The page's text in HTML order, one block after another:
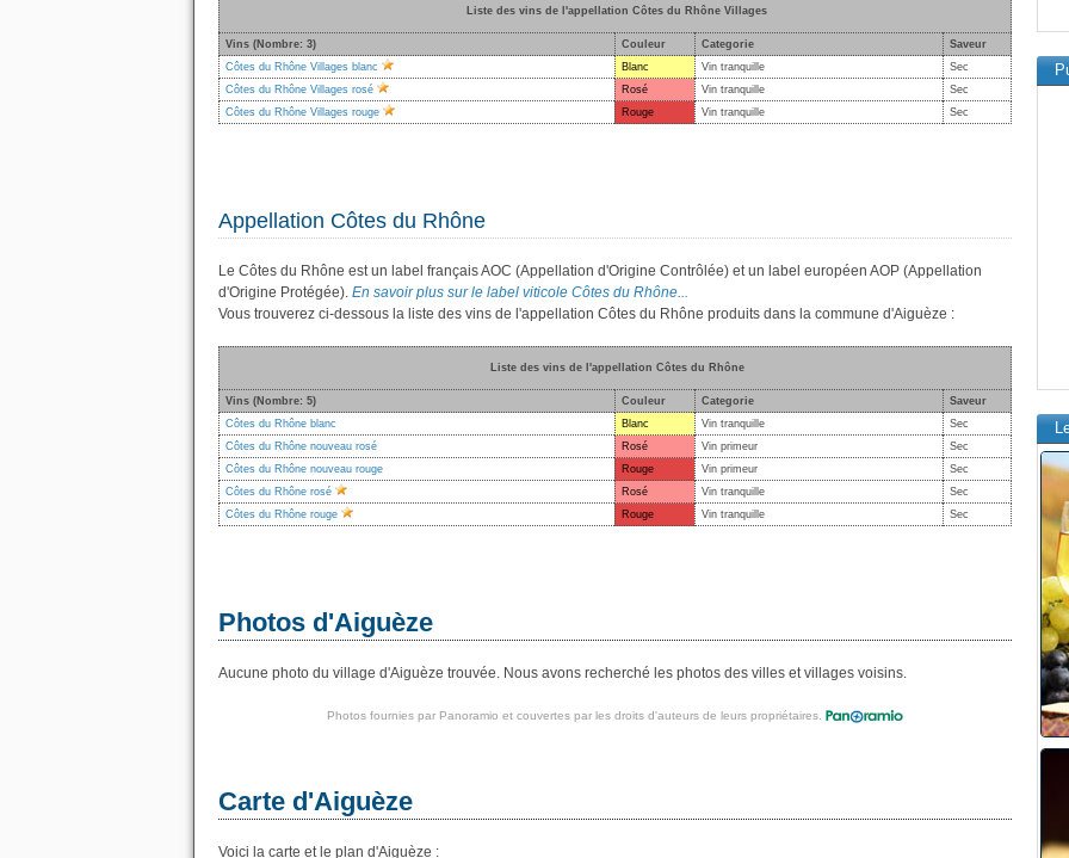
Liste des vins de l'appellation Côtes du Rhône Villages
Vins (Nombre: 3) Couleur Categorie
Saveur
Côtes du Rhône Villages blanc
Blanc Vin tranquille
Sec
Côtes du Rhône Villages rosé
Rosé Vin tranquille
Sec
Côtes du Rhône Villages rouge
Rouge Vin tranquille Sec
Appellation Côtes du Rhône
Le Côtes du Rhône est un label français AOC (Appellation d'Origine Contrôlée) et un label européen AOP (Appellation
d'Origine Protégée). En savoir plus sur le label viticole Côtes du Rhône...
Vous trouverez ci-dessous la liste des vins de l'appellation Côtes du Rhône produits dans la commune d'Aiguèze :
Liste des vins de l'appellation Côtes du Rhône
Vins (Nombre: 5) Couleur Categorie
Saveur
Côtes du Rhône blanc
Blanc Vin tranquille
Sec
Côtes du Rhône nouveau rosé
Rosé Vin primeur
Sec
Côtes du Rhône nouveau rouge
Rouge Vin primeur
Sec
Côtes du Rhône rosé
Rosé Vin tranquille
Sec
Côtes du Rhône rouge
Rouge Vin tranquille Sec
Photos d'Aiguèze
Aucune photo du village d'Aiguèze trouvée. Nous avons recherché les photos des villes et villages voisins.
Photos fournies par Panoramio et couvertes par les droits d'auteurs de leurs propriétaires.
Carte d'Aiguèze
Voici la carte et le plan d'Aiguèze :